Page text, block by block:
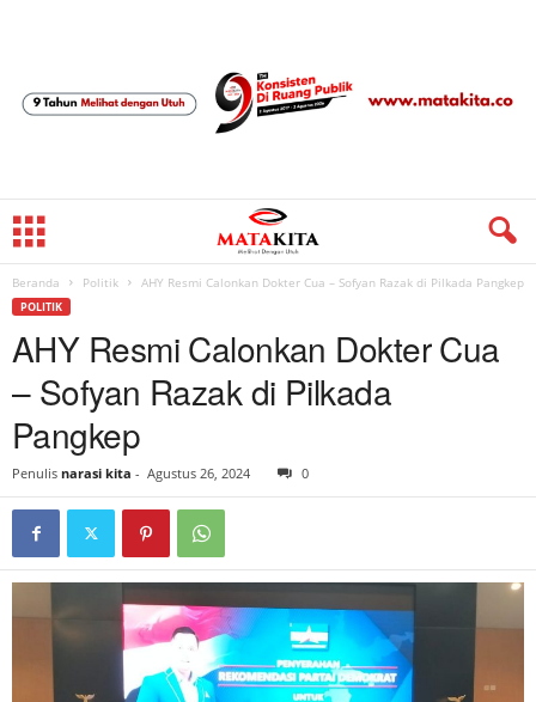
Beranda Politik AHY Resmi Calonkan Dokter Cua – Sofyan Razak di Pilkada Pangkep
POLITIK
AHY Resmi Calonkan Dokter Cua
– Sofyan Razak di Pilkada
Pangkep
Penulis narasi kita - Agustus 26, 2024 0